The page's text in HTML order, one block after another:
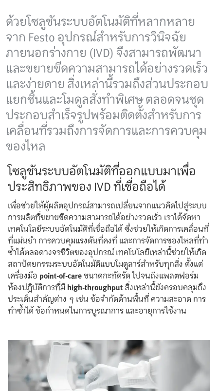
ด้วยโซลูชันระบบอัตโนมัติที่หลากหลาย
จาก Festo อุปกรณ์สำหรับการวินิจฉัย
ภายนอกร่างกาย (IVD) จึงสามารถพัฒนา
และขยายขีดความสามารถได้อย่างรวดเร็ว
และง่ายดาย สิ่งเหล่านี้รวมถึงส่วนประกอบ
แยกชิ้นและโมดูลสั่งทำพิเศษ ตลอดจนชุด
ประกอบสำเร็จรูปพร้อมติดตั้งสำหรับการ
เคลื่อนที่รวมถึงการจัดการและการควบคุม
ของไหล
โซลูชันระบบอัตโนมัติที่ออกแบบมาเพื่อ
ประสิทธิภาพของ IVD ที่เชื่อถือได้
เพื่อช่วยให้ผู้ผลิตอุปกรณ์สามารถเปลี่ยนจากแนวคิดไปสู่ระบบ
การผลิตที่ขยายขีดความสามารถได้อย่างรวดเร็ว เราได้จัดหา
เทคโนโลยีระบบอัตโนมัติที่เชื่อถือได้ ซึ่งช่วยให้เกิดการเคลื่อนที่
ที่แม่นยำ การควบคุมแรงดันที่คงที่ และการจัดการของไหลที่ทำ
ซ้ำได้ตลอดวงจรชีวิตของอุปกรณ์ เทคโนโลยีเหล่านี้ช่วยให้เกิด
สถาปัตยกรรมระบบอัตโนมัติแบบโมดูลาร์สำหรับทุกสิ่ง ตั้งแต่
เครื่องมือ point-of-careขนาดกะทัดรัด ไปจนถึงแพลตฟอร์ม
ห้องปฏิบัติการที่มีhigh-throughputสิ่งเหล่านี้ยังครอบคลุมถึง
ประเด็นสำคัญต่าง ๆ เช่น ข้อจำกัดด้านพื้นที่ ความสะอาด การ
ทำซ้ำได้ ข้อกำหนดในการบูรณาการ และอายุการใช้งาน